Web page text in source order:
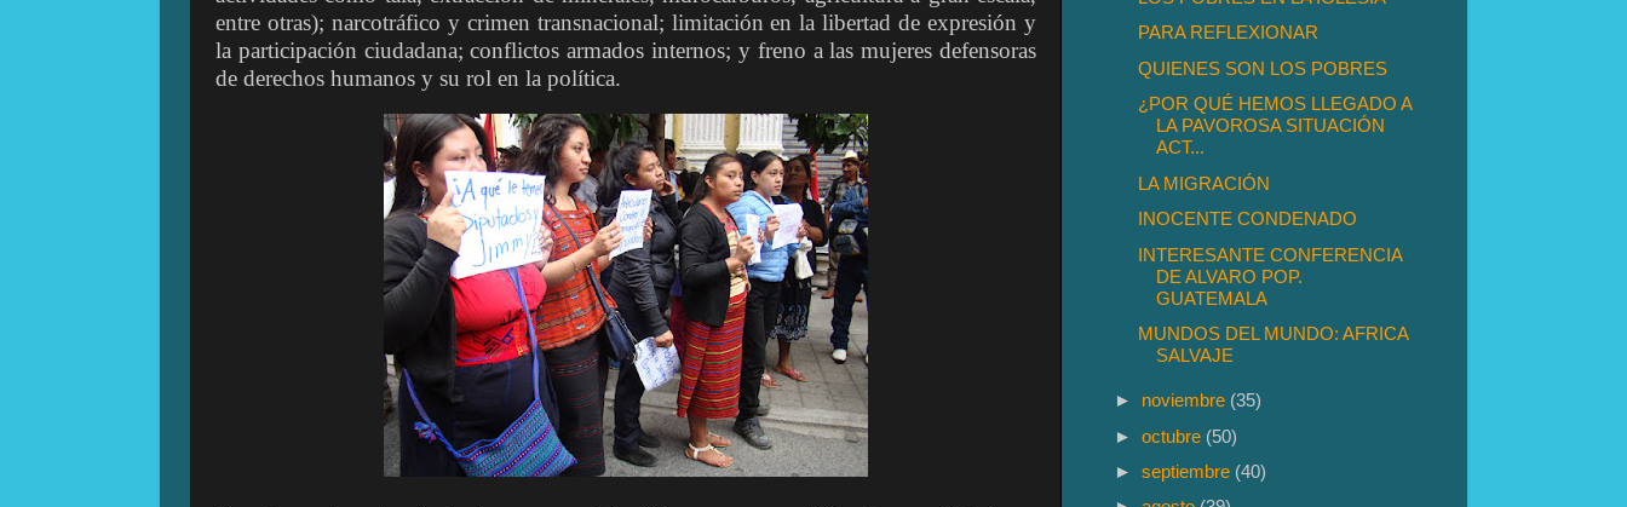
entre otras); narcotráfico y crimen transnacional; limitación en la libertad de expresión y
la participación ciudadana; conflictos armados internos; y freno a las mujeres defensoras
de derechos humanos y su rol en la política.
PARA REFLEXIONAR
QUIENES SON LOS POBRES
¿POR QUÉ HEMOS LLEGADO A
LA PAVOROSA SITUACIÓN
ACT...
LA MIGRACIÓN
INOCENTE CONDENADO
INTERESANTE CONFERENCIA
DE ALVARO POP.
GUATEMALA
MUNDOS DEL MUNDO: AFRICA
SALVAJE
► noviembre (35)
►octubre (50)
►septiembre (40)